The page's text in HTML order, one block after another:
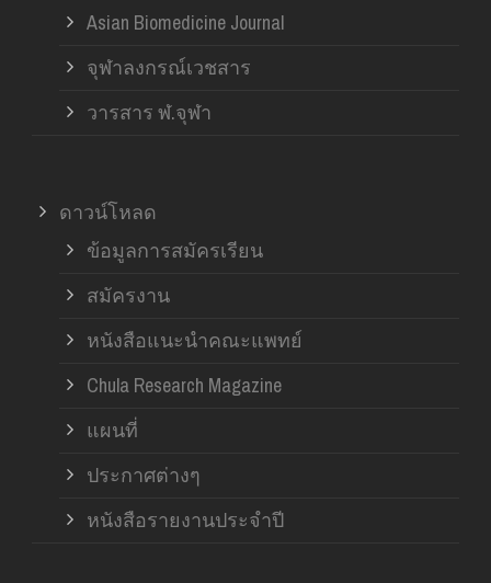
Asian Biomedicine Journal
จุฬาลงกรณ์เวชสาร
วารสาร ฬ.จุฬา
ดาวน์โหลด
ข้อมูลการสมัครเรียน
สมัครงาน
หนังสือแนะนำคณะแพทย์
Chula Research Magazine
แผนที่
ประกาศต่างๆ
หนังสือรายงานประจำปี